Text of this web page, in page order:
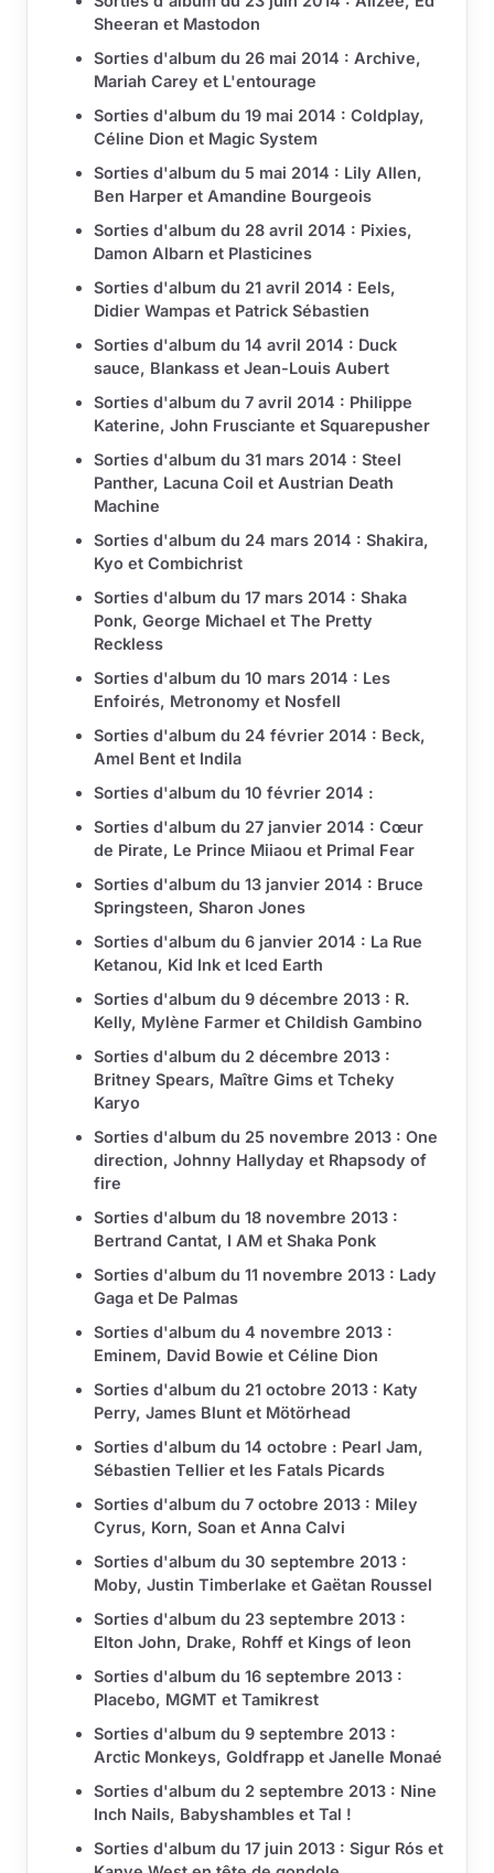
Sheeran et Mastodon
Sorties d'album du 26 mai 2014 : Archive,
Mariah Carey et L'entourage
Sorties d'album du 19 mai 2014 : Coldplay,
Céline Dion et Magic System
Sorties d'album du 5 mai 2014 : Lily Allen,
Ben Harper et Amandine Bourgeois
Sorties d'album du 28 avril 2014 : Pixies,
Damon Albarn et Plasticines
Sorties d'album du 21 avril 2014 : Eels,
Didier Wampas et Patrick Sébastien
Sorties d'album du 14 avril 2014 : Duck
sauce, Blankass et Jean-Louis Aubert
Sorties d'album du 7 avril 2014 : Philippe
Katerine, John Frusciante et Squarepusher
Sorties d'album du 31 mars 2014 : Steel
Panther, Lacuna Coil et Austrian Death
Machine
Sorties d'album du 24 mars 2014 : Shakira,
Kyo et Combichrist
Sorties d'album du 17 mars 2014 : Shaka
Ponk, George Michael et The Pretty
Reckless
Sorties d'album du 10 mars 2014 : Les
Enfoirés, Metronomy et Nosfell
Sorties d'album du 24 février 2014 : Beck,
Amel Bent et Indila
Sorties d'album du 10 février 2014 :
Sorties d'album du 27 janvier 2014 : Cœur
de Pirate, Le Prince Miiaou et Primal Fear
Sorties d'album du 13 janvier 2014 : Bruce
Springsteen, Sharon Jones
Sorties d'album du 6 janvier 2014 : La Rue
Ketanou, Kid Ink et Iced Earth
Sorties d'album du 9 décembre 2013 : R.
Kelly, Mylène Farmer et Childish Gambino
Sorties d'album du 2 décembre 2013 :
Britney Spears, Maître Gims et Tcheky
Karyo
Sorties d'album du 25 novembre 2013 : One
direction, Johnny Hallyday et Rhapsody of
fire
Sorties d'album du 18 novembre 2013 :
Bertrand Cantat, I AM et Shaka Ponk
Sorties d'album du 11 novembre 2013 : Lady
Gaga et De Palmas
Sorties d'album du 4 novembre 2013 :
Eminem, David Bowie et Céline Dion
Sorties d'album du 21 octobre 2013 : Katy
Perry, James Blunt et Mötörhead
Sorties d'album du 14 octobre : Pearl Jam,
Sébastien Tellier et les Fatals Picards
Sorties d'album du 7 octobre 2013 : Miley
Cyrus, Korn, Soan et Anna Calvi
Sorties d'album du 30 septembre 2013 :
Moby, Justin Timberlake et Gaëtan Roussel
Sorties d'album du 23 septembre 2013 :
Elton John, Drake, Rohff et Kings of leon
Sorties d'album du 16 septembre 2013 :
Placebo, MGMT et Tamikrest
Sorties d'album du 9 septembre 2013 :
Arctic Monkeys, Goldfrapp et Janelle Monaé
Sorties d'album du 2 septembre 2013 : Nine
Inch Nails, Babyshambles et Tal !
Sorties d'album du 17 juin 2013 : Sigur Rós et